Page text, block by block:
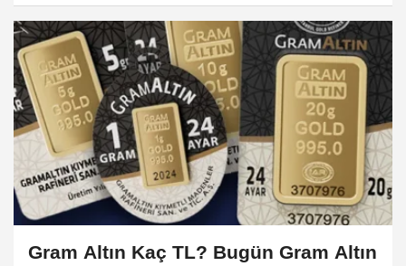
Gram Altın Kaç TL? Bugün Gram Altın